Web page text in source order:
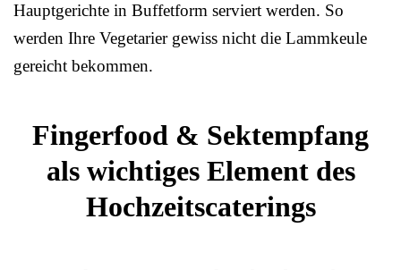
Hauptgerichte in Buffetform serviert werden. So
werden Ihre Vegetarier gewiss nicht die Lammkeule
gereicht bekommen.
Fingerfood & Sektempfang
als wichtiges Element des
Hochzeitscaterings